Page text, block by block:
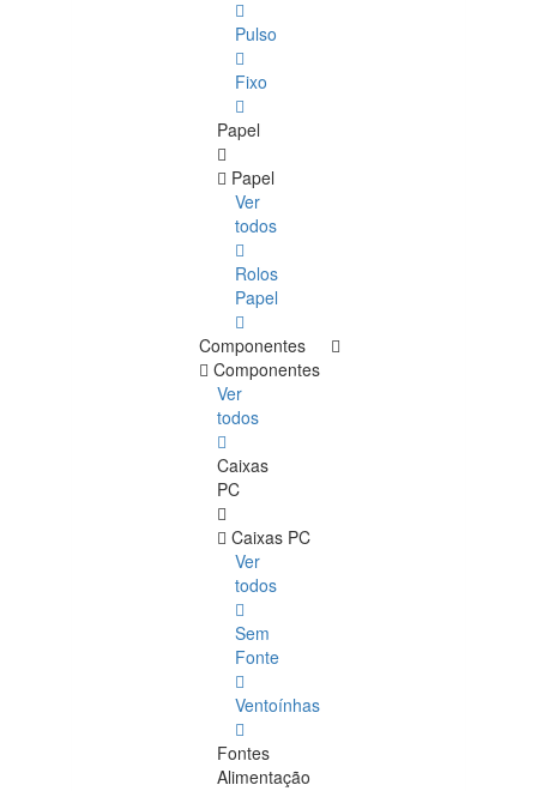
Pulso
Fixo
Papel
Papel
Ver
todos
Rolos
Papel
Componentes
Componentes
Ver
todos
Caixas
PC
Caixas PC
Ver
todos
Sem
Fonte
Ventoínhas
Fontes
Alimentação